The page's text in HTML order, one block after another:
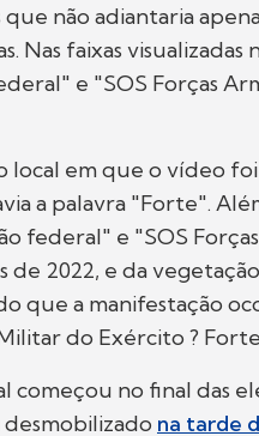
não adiantaria
Nas faixas visualizadas
e "SOS Forças
local em que o vídeo
a palavra "Forte".
federal" e "SOS
de 2022, e da
que a manifestação
do Exército ?
começou no final das
na tarde